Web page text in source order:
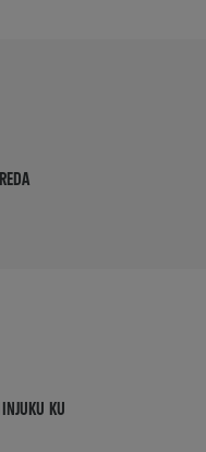
KU